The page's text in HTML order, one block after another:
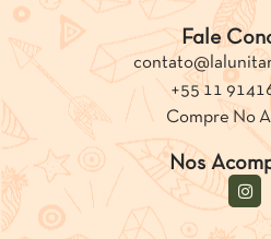
Fale
+55 11
Compre No
Nos